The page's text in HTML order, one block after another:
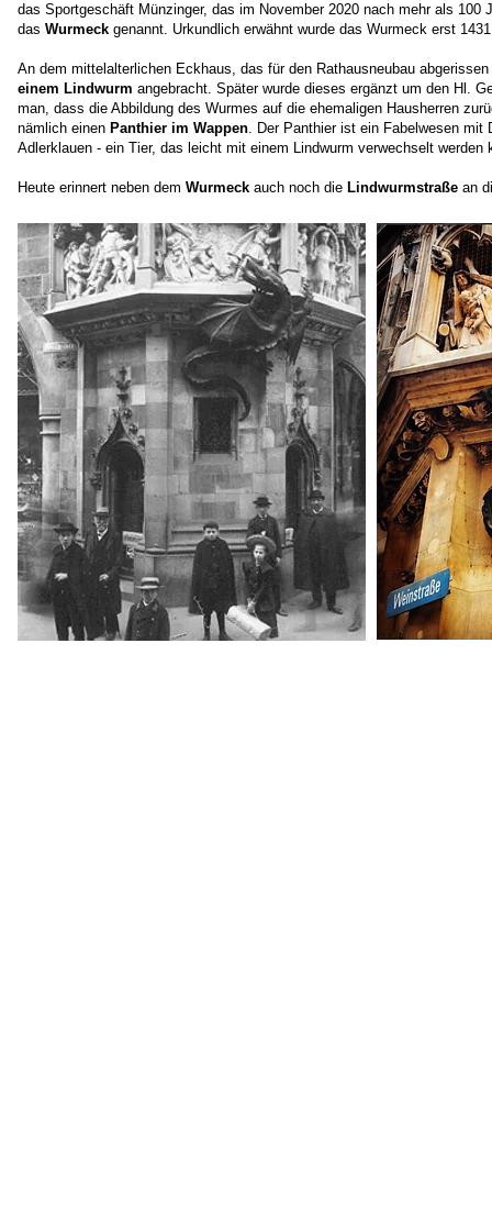
das Sportgeschäft Münzinger, das im November 2020 nach mehr als 100
das Wurmeck genannt. Urkundlich erwähnt wurde das Wurmeck erst
An dem mittelalterlichen Eckhaus, das für den Rathausneubau
einem Lindwurm angebracht. Später wurde dieses ergänzt um den Hl.
man, dass die Abbildung des Wurmes auf die ehemaligen Hausherren
nämlich einen Panthier im Wappen. Der Panthier ist ein Fabelwesen mit
Adlerklauen - ein Tier, das leicht mit einem Lindwurm verwechselt werden
Heute erinnert neben dem Wurmeck auch noch die Lindwurmstraße an